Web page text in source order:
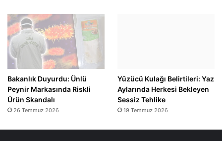
Bakanlık Duyurdu: Ünlü
Peynir Markasında Riskli
Ürün Skandalı
26 Temmuz 2026
Yüzücü Kulağı Belirtileri: Yaz
Aylarında Herkesi Bekleyen
Sessiz Tehlike
19 Temmuz 2026